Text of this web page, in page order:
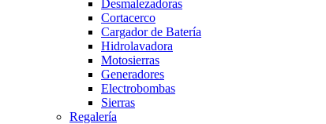
Desmalezadoras
Cortacerco
Cargador de Batería
Hidrolavadora
Motosierras
Generadores
Electrobombas
Sierras
Regalería